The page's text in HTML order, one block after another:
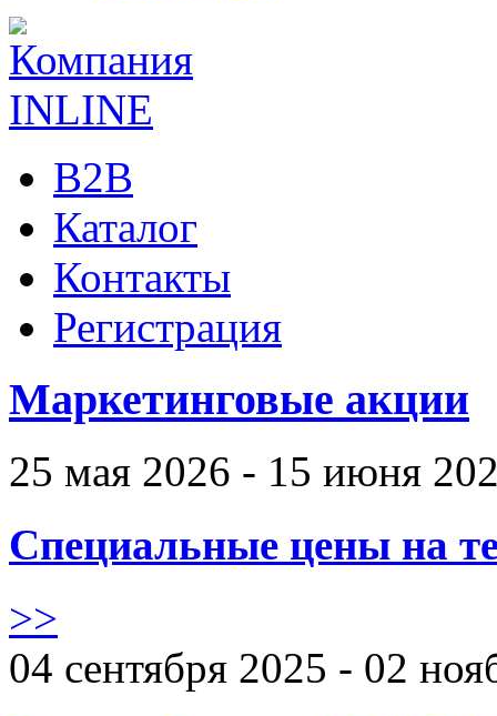
B2B
Каталог
Контакты
Регистрация
Маркетинговые акции
25 мая 2026 - 15 июня
Специальные цены на
>>
04 сентября 2025 - 02